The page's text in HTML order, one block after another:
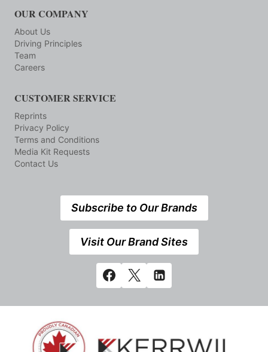
OUR COMPANY
About Us
Driving Principles
Team
Careers
CUSTOMER SERVICE
Reprints
Privacy Policy
Terms and Conditions
Media Kit Requests
Contact Us
Subscribe to Our Brands
Visit Our Brand Sites